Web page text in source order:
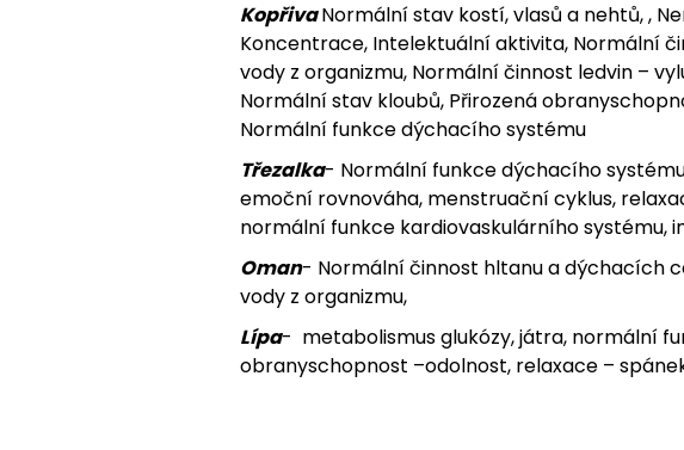
KopřivaNormální stav kostí, vlasů a nehtů, ,
Koncentrace, Intelektuální aktivita, Normální
vody z organizmu, Normální činnost ledvin –
Normální stav kloubů, Přirozená
Normální funkce dýchacího systému
Třezalka- Normální funkce dýchacího
emoční rovnováha, menstruační cyklus,
normální funkce kardiovaskulárního systému,
Oman- Normální činnost hltanu a dýchacích
vody z organizmu,
Lípa- metabolismus glukózy, játra, normální
obranyschopnost –odolnost, relaxace –